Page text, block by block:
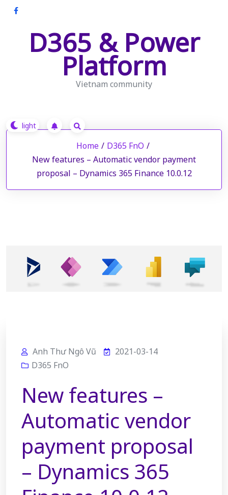
Skip
D365 & Power
Platform
Vietnam community
Home / D365 FnO /
New features – Automatic vendor payment
proposal – Dynamics 365 Finance 10.0.12
Anh Thư Ngô Vũ
2021-03-14
D365 FnO
New features –
Automatic vendor
payment proposal
– Dynamics 365